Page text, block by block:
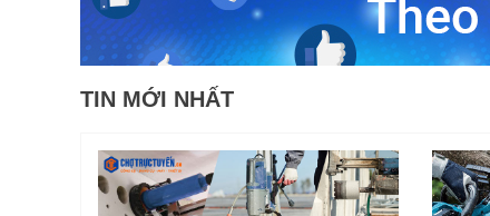
TIN MỚI NHẤT